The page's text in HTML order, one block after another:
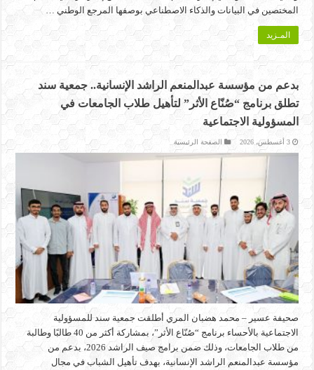
المختصين في البيانات والذكاء الاصطناعي بوصفها المرجع الوطني …
المـزيد
بدعم من مؤسسة عبدالمنعم الراشد الإنسانية.. جمعية سند
تطلق برنامج “صُنّاع الأثر” لتأهيل طلاب الجامعات في
المسؤولية الاجتماعية
3 أغسطس، 2026 الصفحة الرئيسية
صحيفة عسير – محمد هضبان المري أطلقت جمعية سند للمسؤولية
الاجتماعية بالأحساء برنامج “صُنّاع الأثر”، بمشاركة أكثر من 40 طالبًا وطالبة
من طلاب الجامعات، وذلك ضمن برامج صيف الراشد 2026، بدعم من
مؤسسة عبدالمنعم الراشد الإنسانية، بهدف تأهيل الشباب في مجال